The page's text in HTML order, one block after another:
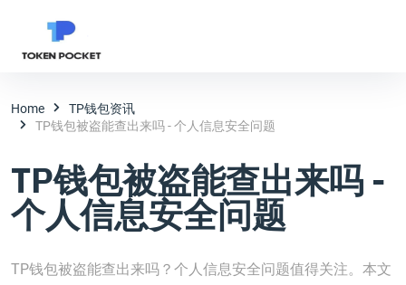
Home
TP钱包资讯
TP钱包被盗能查出来吗 - 个人信息安全问题
TP钱包被盗能查出来吗 -
个人信息安全问题
TP钱包被盗能查出来吗？个人信息安全问题值得关注。本文